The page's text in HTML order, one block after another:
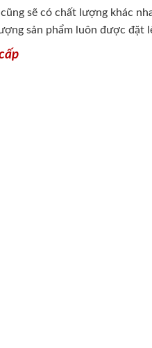
sẽ có chất lượng khác
sản phẩm luôn được đặt